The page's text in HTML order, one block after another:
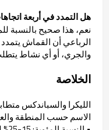
هل التمدد في أربعة
نعم، هذا صحيح بالنسبة
الرباعي أن القماش
والجري، أو أي نشاط
الخلاصة
الليكرا والسباندكس
الاسم حسب المنطقة